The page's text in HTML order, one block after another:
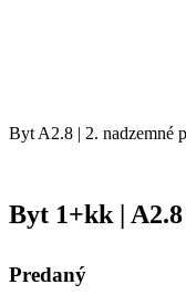
Byt A2.8 | 2. nadzemné
Byt 1+kk | A2.8
Predaný